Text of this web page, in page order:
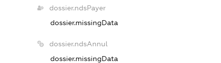
dossier.ndsPayer
dossier.missingData
dossier.ndsAnnul
dossier.missingData